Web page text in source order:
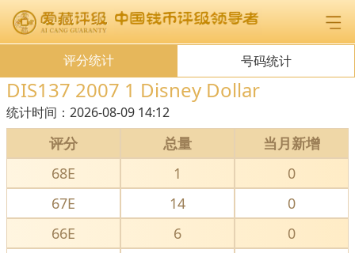
评分统计 号码统计
DIS137 2007 1 Disney Dollar
统计时间： 2026-08-09 14:12
评分 总量
当月新增
68E
1
0
67E
14
0
66E
6
0